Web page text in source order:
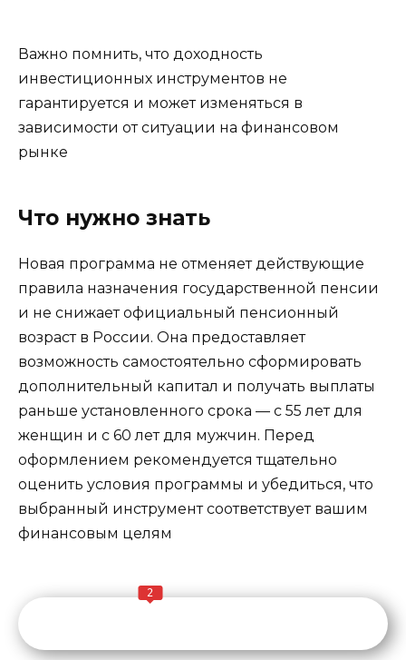
Важно помнить, что доходность
инвестиционных инструментов не
гарантируется и может изменяться в
зависимости от ситуации на финансовом
рынке
Что нужно знать
Новая программа не отменяет действующие
правила назначения государственной пенсии
и не снижает официальный пенсионный
возраст в России. Она предоставляет
возможность самостоятельно сформировать
дополнительный капитал и получать выплаты
раньше установленного срока — с 55 лет для
женщин и с 60 лет для мужчин. Перед
оформлением рекомендуется тщательно
оценить условия программы и убедиться, что
выбранный инструмент соответствует вашим
финансовым целям
2